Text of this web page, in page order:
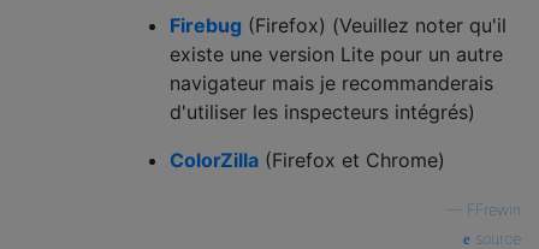
Firebug (Firefox) (Veuillez noter qu'il
existe une version Lite pour un autre
navigateur mais je recommanderais
d'utiliser les inspecteurs intégrés)
ColorZilla (Firefox et Chrome)
FFrewin
source